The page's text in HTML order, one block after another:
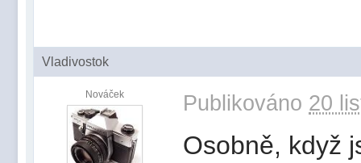
Vladivostok
Nováček Publikováno 20
Osobně, když